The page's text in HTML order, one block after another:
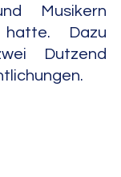
Musikern
hatte. Dazu
Dutzend